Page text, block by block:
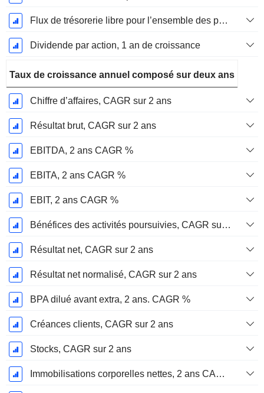
Flux de trésorerie libre pour l’ensemble des pourvoyeurs de fonds (créanciers et actionnaires) FCFF, Croissance 1 an
Dividende par action, 1 an de croissance
Taux de croissance annuel composé sur deux ans
Chiffre d’affaires, CAGR sur 2 ans
Résultat brut, CAGR sur 2 ans
EBITDA, 2 ans CAGR %
EBITA, 2 ans CAGR %
EBIT, 2 ans CAGR %
Bénéfices des activités poursuivies, CAGR sur 2 ans
Résultat net, CAGR sur 2 ans
Résultat net normalisé, CAGR sur 2 ans
BPA dilué avant extra, 2 ans. CAGR %
Créances clients, CAGR sur 2 ans
Stocks, CAGR sur 2 ans
Immobilisations corporelles nettes, 2 ans CAGR %